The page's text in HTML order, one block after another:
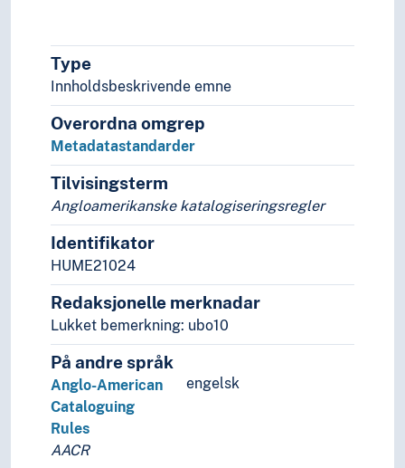
Tid i enheter, stadier og perioder
Type
Innholdsbeskrivende emne
Overordna omgrep
Metadatastandarder
Tilvisingsterm
Angloamerikanske katalogiseringsregler
Identifikator
HUME21024
Redaksjonelle merknadar
Lukket bemerkning: ubo10
På andre språk
engelsk
Anglo-American
Cataloguing
Rules
AACR